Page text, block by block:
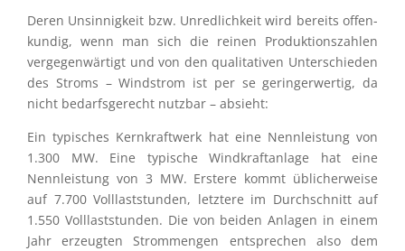
Deren Unsin­nig­keit bzw. Unred­lich­keit wird bereits offen­
kun­dig, wenn man sich die reinen Produk­ti­ons­zah­len
verge­gen­wär­tigt und von den quali­ta­ti­ven Unter­schie­den
des Stroms – Windstrom ist per se gering­er­wer­tig, da
nicht bedarfs­ge­recht nutzbar – absieht:
Ein typisches Kernkraft­werk hat eine Nennleis­tung von
1.300 MW. Eine typische Windkraft­an­lage hat eine
Nennleis­tung von 3 MW. Erstere kommt üblicher­weise
auf 7.700 Volllast­stun­den, letztere im Durch­schnitt auf
1.550 Volllast­stun­den. Die von beiden Anlagen in einem
Jahr erzeug­ten Strom­men­gen entspre­chen also dem